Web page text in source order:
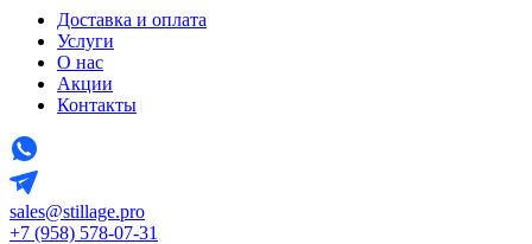
Доставка и оплата
Услуги
О нас
Акции
Контакты
sales@stillage.pro
+7 (958) 578-07-31